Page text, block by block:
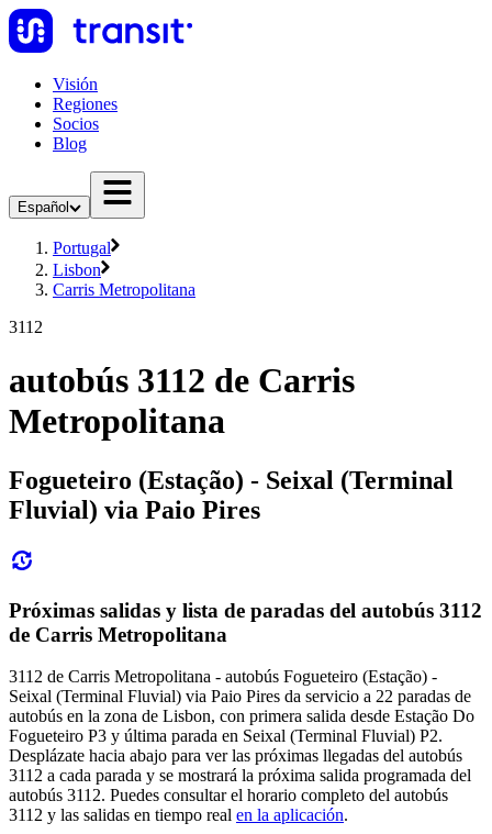
Visión
Regiones
Socios
Blog
Español
Portugal
Lisbon
Carris Metropolitana
3112
autobús 3112 de Carris
Metropolitana
Fogueteiro (Estação) - Seixal (Terminal
Fluvial) via Paio Pires
Próximas salidas y lista de paradas del autobús 3112
de Carris Metropolitana
3112 de Carris Metropolitana - autobús Fogueteiro (Estação) -
Seixal (Terminal Fluvial) via Paio Pires da servicio a 22 paradas de
autobús en la zona de Lisbon, con primera salida desde Estação Do
Fogueteiro P3 y última parada en Seixal (Terminal Fluvial) P2.
Desplázate hacia abajo para ver las próximas llegadas del autobús
3112 a cada parada y se mostrará la próxima salida programada del
autobús 3112. Puedes consultar el horario completo del autobús
3112 y las salidas en tiempo real en la aplicación.